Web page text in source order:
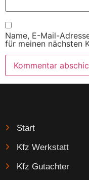
Name, E-Mail-
für meinen nächsten
Start
Kfz Werkstatt
Kfz Gutachter